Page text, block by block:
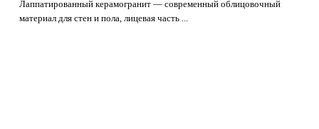
Лаппатированный керамогранит — современный облицовочный
материал для стен и пола, лицевая часть ...